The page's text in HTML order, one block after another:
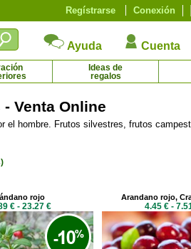
Conexión
Regístrarse
Ayuda Cuenta
Ideas de
regalos
Venta Online
el hombre. Frutos silvestres, frutos
rojo
€ - 23.27 €
Arandano rojo,
4.45 € -